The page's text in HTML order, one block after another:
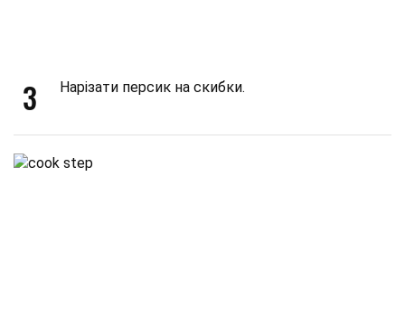
3 Нарізати персик на скибки.